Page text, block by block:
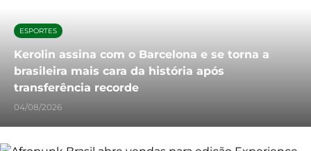
ESPORTES
Kerolin assina com o Barcelona e se torna a
brasileira mais cara da história após
transferência recorde
04/08/2026